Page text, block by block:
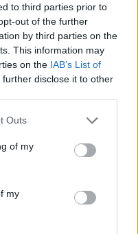
to third parties prior to
out of the further
by third parties on the
This information may
on the IAB’s List of
further disclose it to other
Outs
of my
my
Πνευματικό Κέντρο